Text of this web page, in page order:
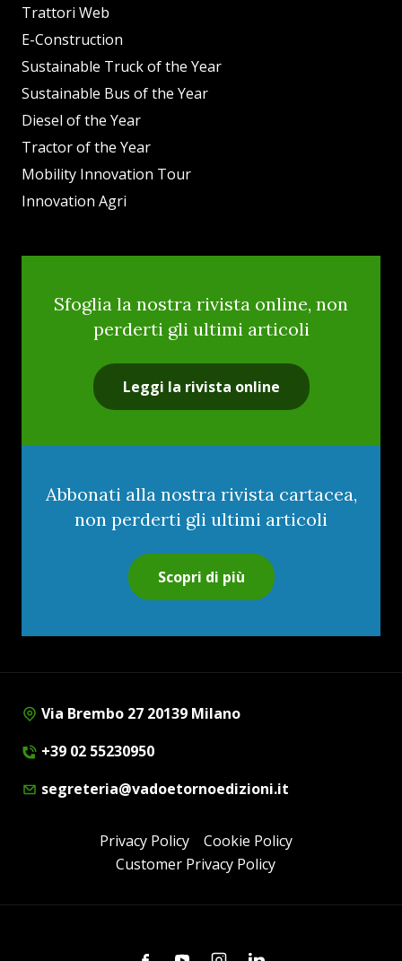
Trattori Web
E-Construction
Sustainable Truck of the Year
Sustainable Bus of the Year
Diesel of the Year
Tractor of the Year
Mobility Innovation Tour
Innovation Agri
Sfoglia la nostra rivista online, non
perderti gli ultimi articoli
Leggi la rivista online
Abbonati alla nostra rivista cartacea,
non perderti gli ultimi articoli
Scopri di più
Via Brembo 27 20139 Milano
+39 02 55230950
segreteria@vadoetornoedizioni.it
Privacy Policy
Cookie Policy
Customer Privacy Policy